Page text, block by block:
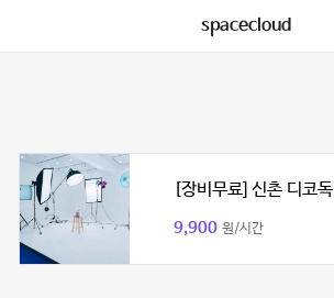
spacecloud
[장비무료] 신촌 디코독
9,900 원/시간